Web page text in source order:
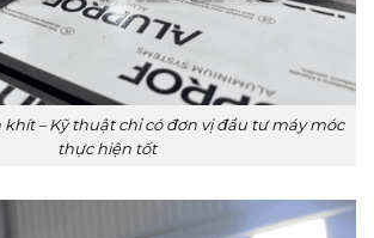
– Kỹ thuật chỉ có đơn vị đầu tư máy móc
thực hiện tốt